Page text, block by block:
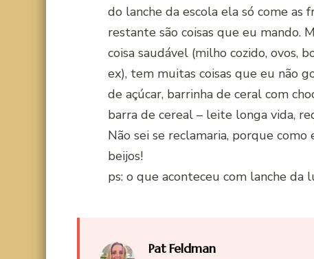
do lanche da escola ela só come as
restante são coisas que eu mando.
coisa saudável (milho cozido,
ex), tem muitas coisas que eu não
de açúcar, barrinha de ceral com
barra de cereal – leite longa vida,
Não sei se reclamaria, porque
beijos!
ps: o que aconteceu com lanche da
Pat Feldman